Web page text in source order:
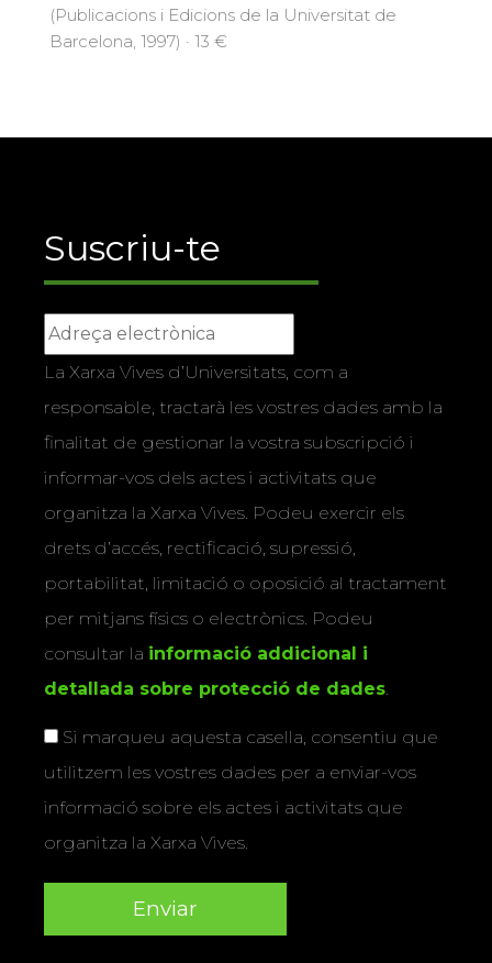
(Publicacions i Edicions de la Universitat de
Barcelona, 1997) · 13 €
Suscriu-te
La Xarxa Vives d’Universitats, com a
responsable, tractarà les vostres dades amb la
finalitat de gestionar la vostra subscripció i
informar-vos dels actes i activitats que
organitza la Xarxa Vives. Podeu exercir els
drets d’accés, rectificació, supressió,
portabilitat, limitació o oposició al tractament
per mitjans físics o electrònics. Podeu
consultar la informació addicional i
detallada sobre protecció de dades.
Si marqueu aquesta casella, consentiu que
utilitzem les vostres dades per a enviar-vos
informació sobre els actes i activitats que
organitza la Xarxa Vives.